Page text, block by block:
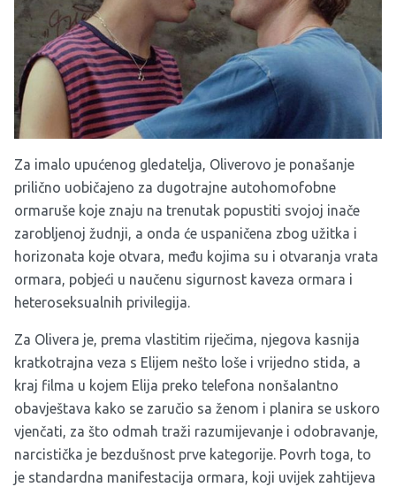
Za imalo upućenog gledatelja, Oliverovo je ponašanje
prilično uobičajeno za dugotrajne autohomofobne
ormaruše koje znaju na trenutak popustiti svojoj inače
zarobljenoj žudnji, a onda će uspaničena zbog užitka i
horizonata koje otvara, među kojima su i otvaranja vrata
ormara, pobjeći u naučenu sigurnost kaveza ormara i
heteroseksualnih privilegija.
Za Olivera je, prema vlastitim riječima, njegova kasnija
kratkotrajna veza s Elijem nešto loše i vrijedno stida, a
kraj filma u kojem Elija preko telefona nonšalantno
obavještava kako se zaručio sa ženom i planira se uskoro
vjenčati, za što odmah traži razumijevanje i odobravanje,
narcistička je bezdušnost prve kategorije. Povrh toga, to
je standardna manifestacija ormara, koji uvijek zahtijeva